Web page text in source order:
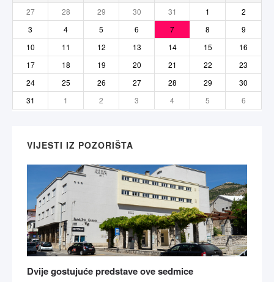
27 28 29 30 31 1
2
3
4 5 6 7 8
9
10
11 12 13 14 15
16
17
18 19 20 21 22
23
24
25 26 27 28 29
30
31
1 2 3 4 5 6
VIJESTI IZ POZORIŠTA
Dvije gostujuće predstave ove sedmice